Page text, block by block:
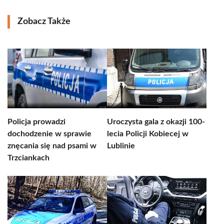
Zobacz Także
Policja prowadzi
dochodzenie w sprawie
znęcania się nad psami w
Trzciankach
Uroczysta gala z okazji 100-
lecia Policji Kobiecej w
Lublinie